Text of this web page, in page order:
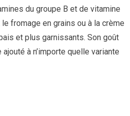
du groupe B et de vitamine
fromage en grains ou à la crème
et plus garnissants. Son goût
à n’importe quelle variante